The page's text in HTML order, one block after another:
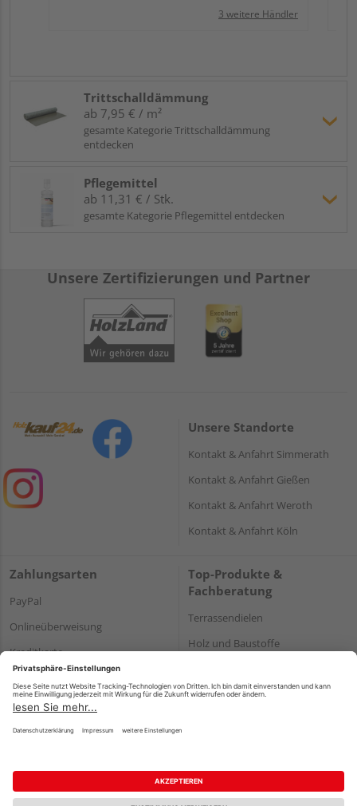
3 weitere Händler
Trittschalldämmung
ab 7,95 € / m²
gesamte Kategorie Trittschalldämmung
entdecken
Pflegemittel
ab 11,31 € / Stk.
gesamte Kategorie Pflegemittel entdecken
Unsere Zertifizierungen und Partner
Unsere Standorte
Kontakt & Anfahrt Simmerath
Kontakt & Anfahrt Gießen
Kontakt & Anfahrt Weroth
Kontakt & Anfahrt Köln
Zahlungsarten
PayPal
Onlineüberweisung
Kreditkarte
Rechnung*
*Bonität vorausgesetzt
Top-Produkte &
Fachberatung
Terrassendielen
Holz und Baustoffe
Impressum Datenschutz AGB
Barrierefreiheitserklärung
Vertrag widerrufen